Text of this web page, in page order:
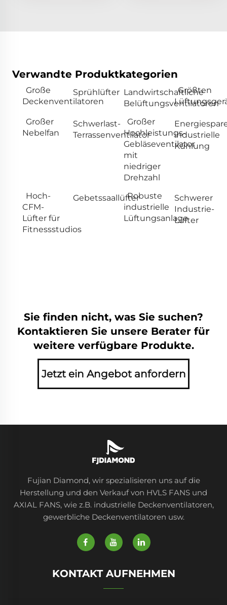
Verwandte Produktkategorien
Große
Deckenventilatoren
Sprühlüfter Landwirtschaftliche
Belüftungsventilatoren
Größten
Großer
Nebelfan
Schwerlast-
Terrassenventilator
Großer
Hochleistungs-
Gebläseventilator
mit
niedriger
Drehzahl
industrielle
Kühlung
Hoch-
CFM-
Lüfter für
Fitnessstudios
GebetssaallüfterRobuste
industrielle
Lüftungsanlage
Schwerer
Industrie-
Lüfter
Sie finden nicht, was Sie suchen?
Kontaktieren Sie unsere Berater für
weitere verfügbare Produkte.
Jetzt ein Angebot anfordern
Fujian Diamond, wir spezialisieren uns auf die
Herstellung und den Verkauf von HVLS FANS und
AXIAL FANS, wie z.B. industrielle Deckenventilatoren,
gewerbliche Deckenventilatoren usw.
KONTAKT AUFNEHMEN